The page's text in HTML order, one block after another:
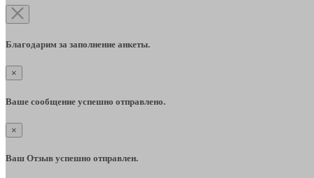
Благодарим за заполнение анкеты.
×
Ваше сообщение успешно отправлено.
×
Ваш Отзыв успешно отправлен.